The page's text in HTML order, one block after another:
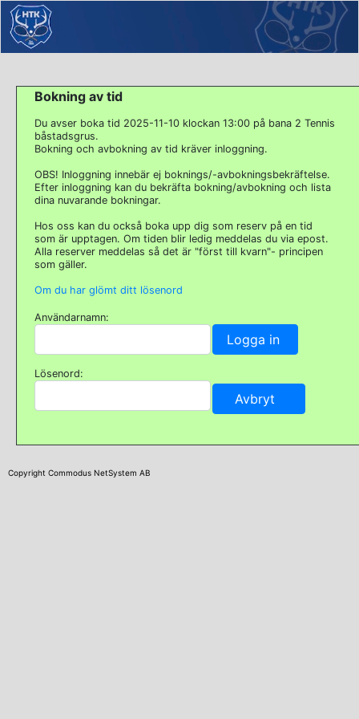
Bokning av tid
Du avser boka tid 2025-11-10 klockan 13:00 på bana 2 Tennis
båstadsgrus.
Bokning och avbokning av tid kräver inloggning.
OBS! Inloggning innebär ej boknings/-avbokningsbekräftelse.
Efter inloggning kan du bekräfta bokning/avbokning och lista
dina nuvarande bokningar.
Hos oss kan du också boka upp dig som reserv på en tid
som är upptagen. Om tiden blir ledig meddelas du via epost.
Alla reserver meddelas så det är "först till kvarn"- principen
som gäller.
Om du har glömt ditt lösenord
Användarnamn:
Lösenord:
Copyright Commodus NetSystem AB